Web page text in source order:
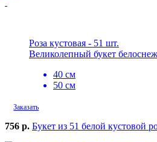
Роза кустовая - 51 шт.
Великолепный букет
40 см
50 см
Заказать
756 р. Букет из 51 белой кустовой